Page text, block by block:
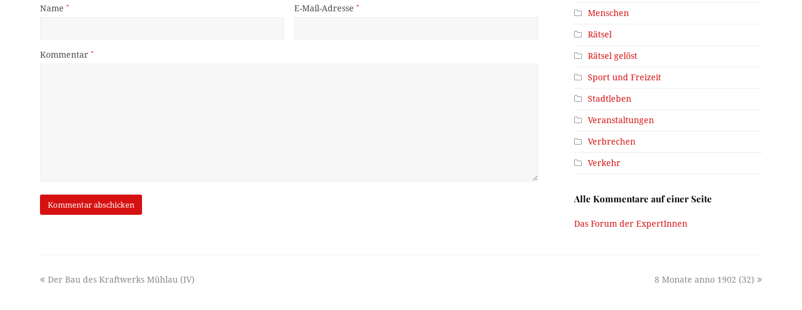
Name* E-Mail-Adresse *
Kommentar*
Menschen
Rätsel
Rätsel gelöst
Sport und Freizeit
Stadtleben
Veranstaltungen
Verbrechen
Verkehr
Alle Kommentare auf einer Seite
Das Forum der ExpertInnen
previous
Der Bau des Kraftwerks Mühlau (IV)
next
8 Monate anno 1902 (32)